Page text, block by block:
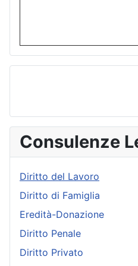
Consulenze
Diritto del Lavoro
Diritto di Famiglia
Eredità-Donazione
Diritto Penale
Diritto Privato